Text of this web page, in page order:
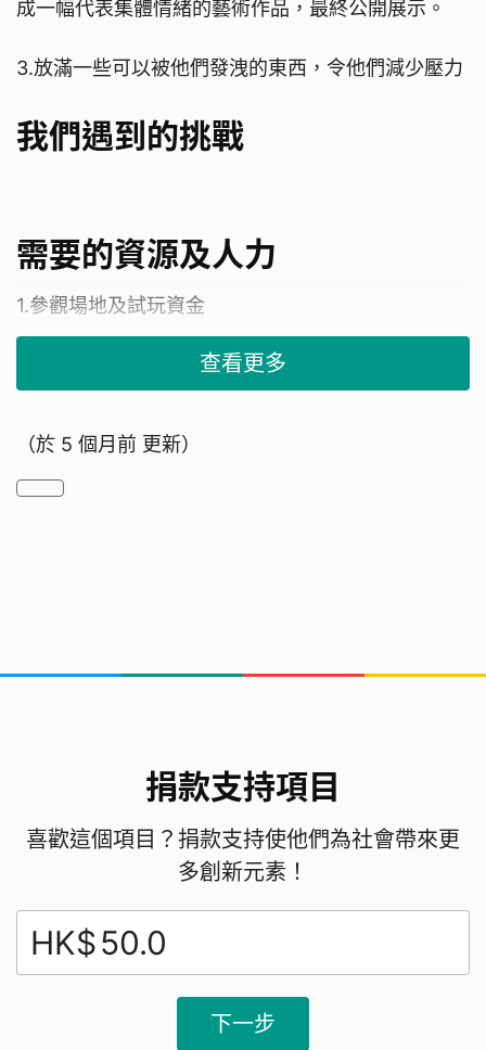
成一幅代表集體情緒的藝術作品，最終公開展示。
3.放滿一些可以被他們發洩的東西，令他們減少壓力
我們遇到的挑戰
需要的資源及人力
1.參觀場地及試玩資金
我們是誰
我們是「情緒充電站」，專為學生減少壓力。
查看更多
（於 5 個月前 更新）
捐款支持項目
喜歡這個項目？捐款支持使他們為社會帶來更
多創新元素！
HK$
下一步